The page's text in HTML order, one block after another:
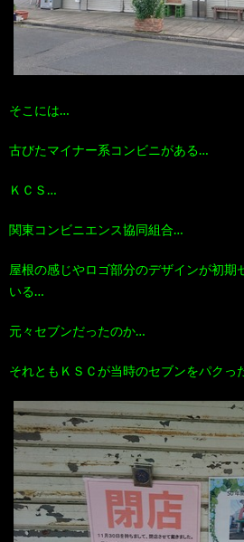
そこには…
古びたマイナー系コンビニがある…
ＫＣＳ…
関東コンビニエンス協同組合…
屋根の感じやロゴ部分のデザインが初期
いる…
元々セブンだったのか…
それともＫＳＣが当時のセブンをパクっ